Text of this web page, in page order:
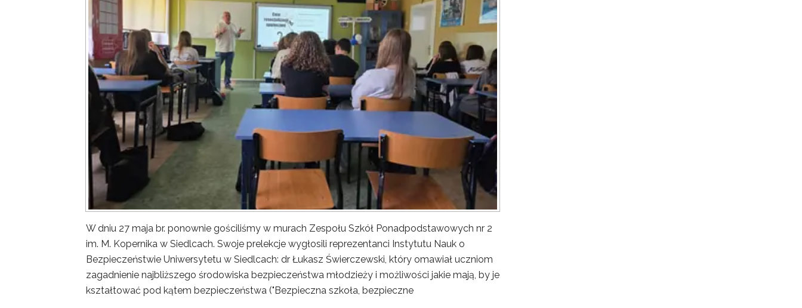
W dniu 27 maja br. ponownie gościliśmy w murach Zespołu Szkół Ponadpodstawowych nr 2
im. M. Kopernika w Siedlcach. Swoje prelekcje wygłosili reprezentanci Instytutu Nauk o
Bezpieczeństwie Uniwersytetu w Siedlcach: dr Łukasz Świerczewski, który omawiał uczniom
zagadnienie najbliższego środowiska bezpieczeństwa młodzieży i możliwości jakie mają, by je
kształtować pod kątem bezpieczeństwa ("Bezpieczna szkoła, bezpieczne